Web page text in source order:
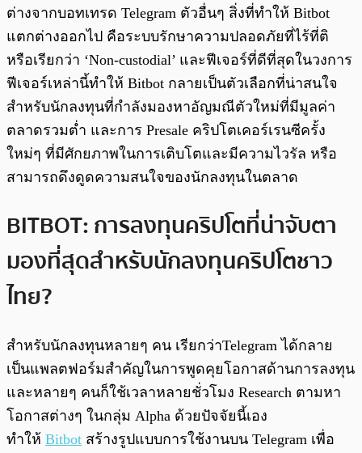
ต่างจากบอทเทรด Telegram ตัวอื่นๆ สิ่งที่ทำให้ Bitbot
แตกต่างออกไป คือระบบรักษาความปลอดภัยที่ไร้ที่ติ
หรือเรียกว่า ‘Non-custodial’ และฟีเจอร์ที่ดีที่สุดในวงการ
ฟีเจอร์เหล่านี้ทำให้ Bitbot กลายเป็นตัวเลือกที่น่าสนใจ
สำหรับนักลงทุนที่กำลังมองหาอัญมณีตัวใหม่ที่มีมูลค่า
ตลาดรวมต่ำ และการ Presale คริปโตเคอร์เรนซีครั้ง
ใหม่ๆ ที่มีศักยภาพในการเติบโตและมีความไวรัล หรือ
สามารถดึงดูดความสนใจของนักลงทุนในตลาด
BITBOT: การลงทุนคริปโตที่น่าจับตา
มองที่สุดสำหรับนักลงทุนคริปโตชาว
ไทย?
สำหรับนักลงทุนหลายๆ คน เรียกว่าTelegram ได้กลาย
เป็นแพลตฟอร์มสำคัญในการพูดคุยโอกาสด้านการลงทุน
และหลายๆ คนก็ใช้เวลาหลายชั่วโมง Research ตามหา
โอกาสต่างๆ ในกลุ่ม Alpha ด้วยปัจจัยนี้เอง
ทำให้ Bitbot สร้างรูปแบบการใช้งานบน Telegram เพื่อ